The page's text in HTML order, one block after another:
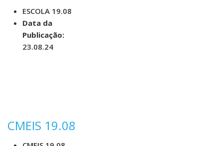
ESCOLA 19.08
Data da
Publicação:
23.08.24
CMEIS 19.08